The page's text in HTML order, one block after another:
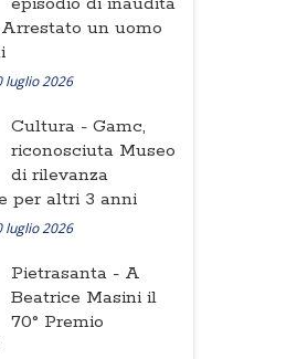
un uomo
luglio 2026
Cultura - Gamc,
riconosciuta Museo
di rilevanza
per altri 3 anni
luglio 2026
Pietrasanta - A
Beatrice Masini il
70° Premio